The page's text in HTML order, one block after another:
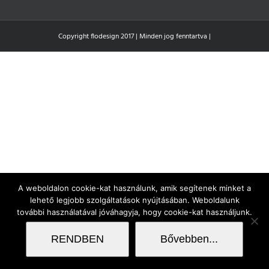
Copyright flodesign 2017 | Minden jog fenntartva |
A weboldalon cookie-kat használunk, amik segítenek minket a
lehető legjobb szolgáltatások nyújtásában. Weboldalunk
további használatával jóváhagyja, hogy cookie-kat használjunk.
RENDBEN Bővebben...